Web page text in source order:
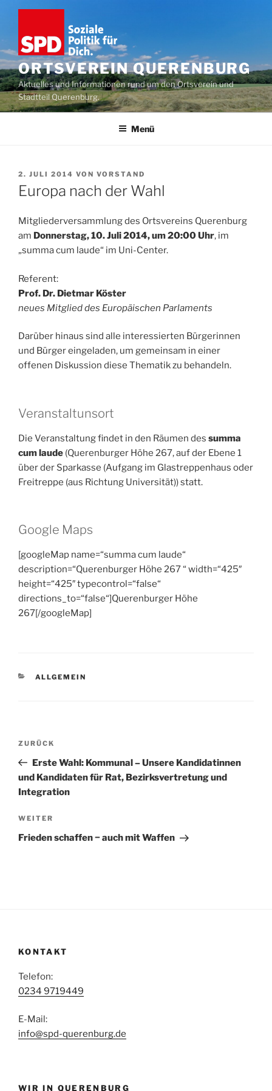
Zum
springen
ORTSVEREIN QUERENBURG
Aktuelles und Informationen rund um den Ortsverein und
Stadtteil Querenburg.
Menü
VERÖFFENTLICHT
AM
2. JULI 2014 VON VORSTAND
Europa nach der Wahl
Mitgliederversammlung des Ortsvereins Querenburg
am Donnerstag, 10. Juli 2014, um 20:00 Uhr, im
„summa cum laude“ im Uni-Center.
Referent:
Prof. Dr. Dietmar Köster
neues Mitglied des Europäischen Parlaments
Darüber hinaus sind alle interessierten Bürgerinnen
und Bürger eingeladen, um gemeinsam in einer
offenen Diskussion diese Thematik zu behandeln.
Veranstaltunsort
Die Veranstaltung findet in den Räumen des summa
cum laude (Querenburger Höhe 267, auf der Ebene 1
über der Sparkasse (Aufgang im Glastreppenhaus oder
Freitreppe (aus Richtung Universität)) statt.
Google Maps
[googleMap name=“summa cum laude“
description=“Querenburger Höhe 267 “ width=“425″
height=“425″ typecontrol=“false“
directions_to=“false“]Querenburger Höhe
267[/googleMap]
KATEGORIEN
ALLGEMEIN
Beitragsnavigation
Vorheriger
Beitrag
ZURÜCK
Erste Wahl: Kommunal – Unsere Kandidatinnen
und Kandidaten für Rat, Bezirksvertretung und
Integration
Nächster
Beitrag
WEITER
Frieden schaffen − auch mit Waffen
KONTAKT
Telefon:
0234 9719449
E-Mail:
info@spd-querenburg.de
WIR IN QUERENBURG